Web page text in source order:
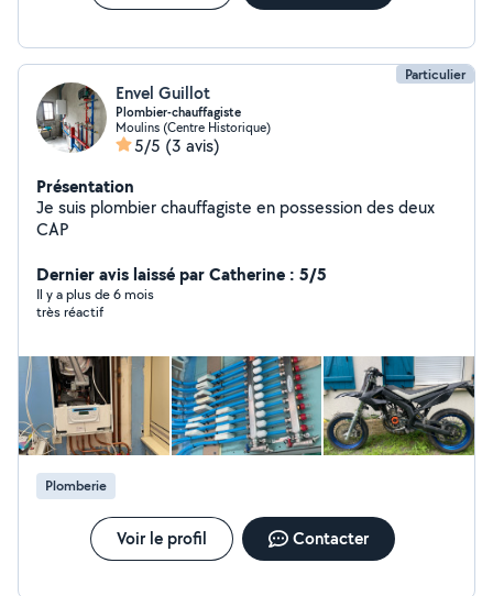
Particulier
Envel Guillot
Plombier-chauffagiste
Moulins (Centre Historique)
5/5 (3 avis)
Présentation
Je suis plombier chauffagiste en possession des deux
CAP
Dernier avis laissé par Catherine : 5/5
Il y a plus de 6 mois
très réactif
Plomberie
Voir le profil Contacter